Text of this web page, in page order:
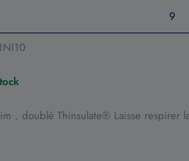
9
, doublé Thinsulate® Laisse respirer